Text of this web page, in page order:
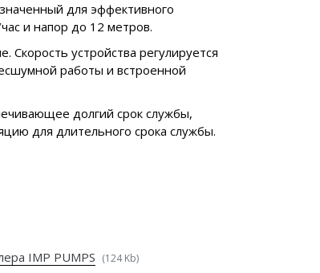
для эффективного
и напор до 12 метров.
Скорость устройства регулируется
работы и встроенной
долгий срок службы,
для длительного срока службы.
IMP PUMPS (124 Kb)